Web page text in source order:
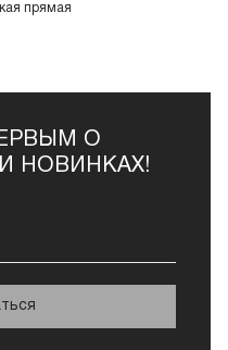
прямая
О
НОВИНКАХ!